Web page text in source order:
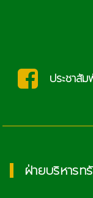
ประชาสั
ฝ่ายบริหารท